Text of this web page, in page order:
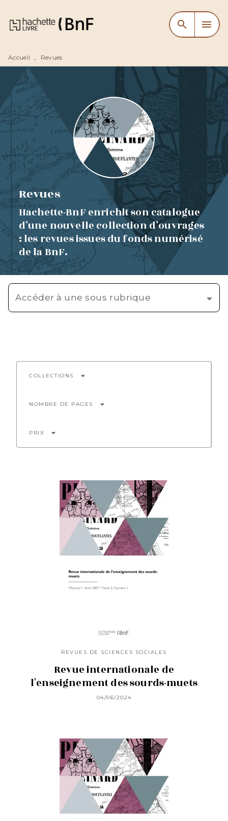
MENU RECHERCHE
CONTENU
search menu
Accueil • Revues
Revues
Hachette-BnF enrichit son catalogue
d’une nouvelle collection d’ouvrages
: les revues issues du fonds numérisé
de la BnF.
Accéder à une sous rubrique
COLLECTIONS arrow_drop_down
NOMBRE DE PAGES arrow_drop_down
PRIX arrow_drop_down
REVUES DE SCIENCES SOCIALES
Revue internationale de
l'enseignement des sourds-muets
04/06/2024